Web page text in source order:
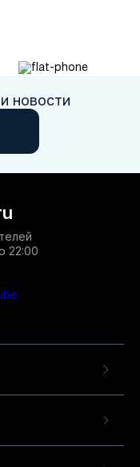
новости
22:00